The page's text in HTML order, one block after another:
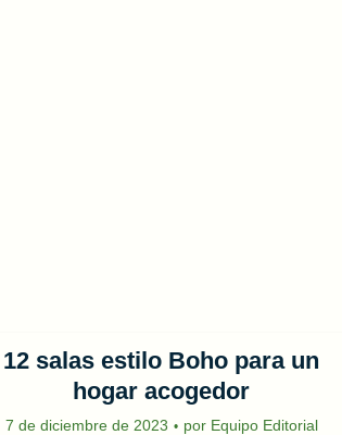
12 salas estilo Boho para un
hogar acogedor
7 de diciembre de 2023 por Equipo Editorial